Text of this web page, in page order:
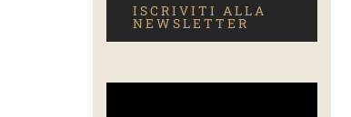
ISCRIVITI ALLA
NEWSLETTER